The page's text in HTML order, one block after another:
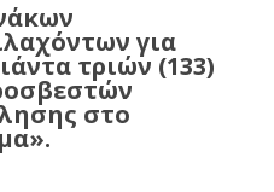
για
τριών (133)
στο